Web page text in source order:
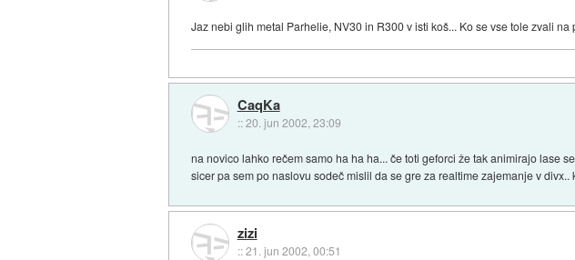
Jaz nebi glih metal Parhelie, NV30 in R300 v isti koš... Ko se vse tole zvali
CaqKa
::20. jun 2002, 23:09
na novico lahko rečem samo ha ha ha... če toti geforci že tak animirajo lase
sicer pa sem po naslovu sodeč mislil da se gre za realtime zajemanje v divx..
zizi
::21. jun 2002, 00:51